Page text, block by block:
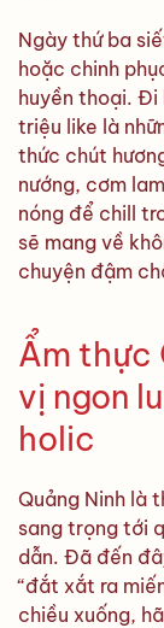
Ngày thứ ba
hoặc chinh
huyền thoại. Đi
triệu like là
thức chút
nướng, cơm
nóng để chill
sẽ mang về
chuyện đậm
Ẩm thực
vị ngon
holic
Quảng Ninh là
sang trọng tới
dẫn. Đã đến
“đắt xắt ra
chiều xuống,